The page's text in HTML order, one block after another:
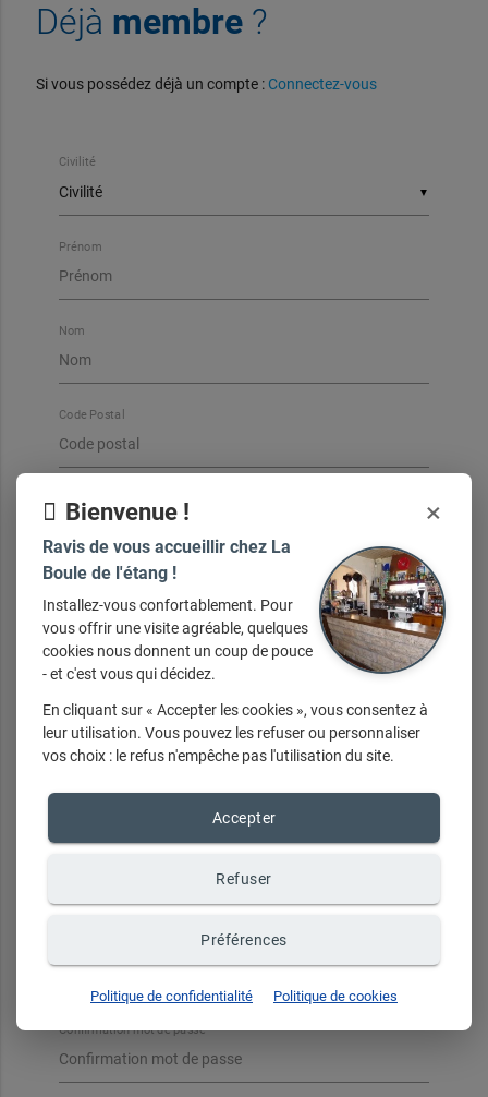
Déjà membre?
Si vous possédez déjà un compte : Connectez-vous
▼
Civilité
Prénom
Nom
Code Postal
Ville
Votre mot de passe doit être composé d'au moins 8 caractères
chiffre. Les caractères spéciaux ne sont pas autorisés.
Email de connexion
Confirmation mot de passe
Bienvenue ! ×
Ravis de vous accueillir chez La
Boule de l'étang !
Installez-vous confortablement. Pour
vous offrir une visite agréable, quelques
cookies nous donnent un coup de pouce
- et c'est vous qui décidez.
En cliquant sur « Accepter les cookies », vous consentez à
leur utilisation. Vous pouvez les refuser ou personnaliser
vos choix : le refus n'empêche pas l'utilisation du site.
Accepter
Refuser
Préférences
Politique de confidentialité Politique de cookies